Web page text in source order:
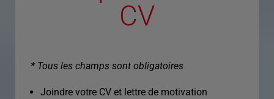
CV
* Tous les champs sont obligatoires
Joindre votre CV et lettre de motivation